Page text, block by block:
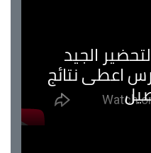
الجيد
اعطى نتائج